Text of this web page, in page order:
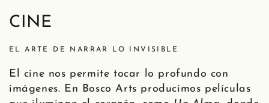
CINE
EL ARTE DE NARRAR LO INVISIBLE
El cine nos permite tocar lo profundo con
imágenes. En Bosco Arts producimos películas